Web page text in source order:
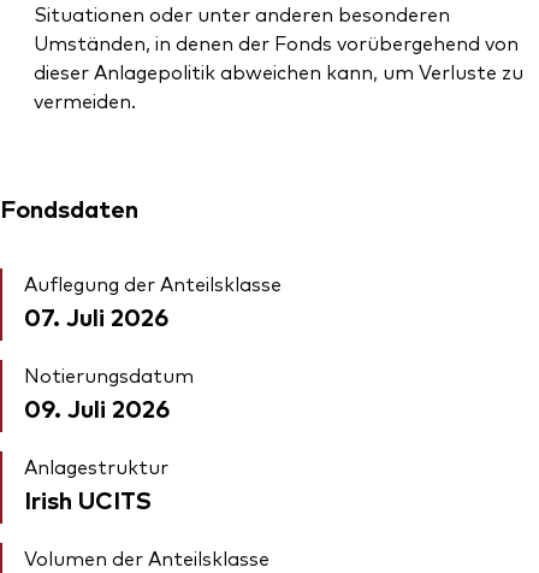
Situationen oder unter anderen besonderen
Umständen, in denen der Fonds vorübergehend von
dieser Anlagepolitik abweichen kann, um Verluste zu
vermeiden.
Fondsdaten
Auflegung der Anteilsklasse
07. Juli 2026
Notierungsdatum
09. Juli 2026
Anlagestruktur
Irish UCITS
Volumen der Anteilsklasse